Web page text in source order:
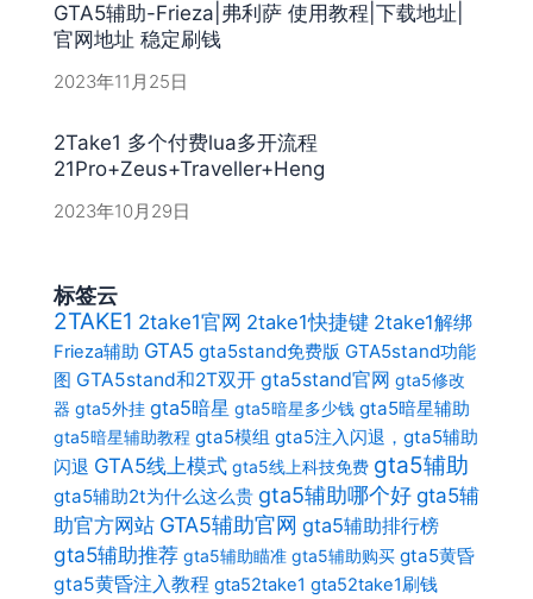
GTA5辅助-Frieza|弗利萨 使用教程|下载地址|
官网地址 稳定刷钱
2023年11月25日
2Take1 多个付费lua多开流程
21Pro+Zeus+Traveller+Heng
2023年10月29日
标签云
2TAKE1 2take1官网 2take1快捷键 2take1解绑
Frieza辅助 GTA5 gta5stand免费版 GTA5stand功能
图 GTA5stand和2T双开 gta5stand官网 gta5修改
器 gta5外挂 gta5暗星 gta5暗星多少钱 gta5暗星辅助
gta5暗星辅助教程 gta5模组 gta5注入闪退，gta5辅助
闪退 GTA5线上模式 gta5线上科技免费 gta5辅助
gta5辅助2t为什么这么贵 gta5辅助哪个好gta5辅
助官方网站 GTA5辅助官网 gta5辅助排行榜
gta5辅助推荐 gta5辅助瞄准 gta5辅助购买 gta5黄昏
gta5黄昏注入教程 gta52take1 gta52take1刷钱